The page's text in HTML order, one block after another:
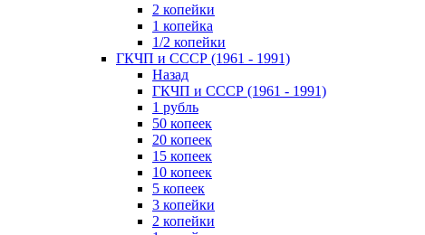
2 копейки
1 копейка
1/2 копейки
ГКЧП и СССР (1961 - 1991)
Назад
ГКЧП и СССР (1961 - 1991)
1 рубль
50 копеек
20 копеек
15 копеек
10 копеек
5 копеек
3 копейки
2 копейки